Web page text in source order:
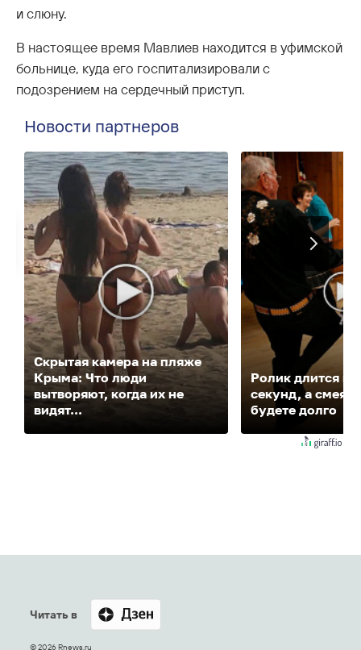
и слюну.
В настоящее время Мавлиев находится в уфимской
больнице, куда его госпитализировали с
подозрением на сердечный приступ.
Новости партнеров
Скрытая камера на пляже
Крыма: Что люди
вытворяют, когда их не
видят...
Ролик длится
секунд, а
будете долго
Читать в
© 2026 Rnews.ru